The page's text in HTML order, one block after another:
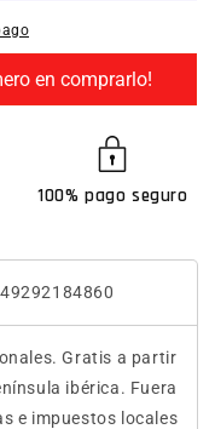
en comprarlo!
100% pago seguro
Gratis a partir
ibérica. Fuera
e impuestos locales